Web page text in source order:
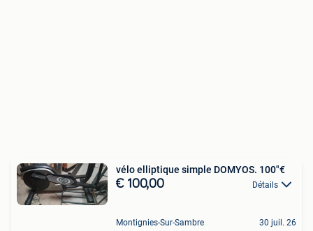
vélo elliptique simple DOMYOS. 100"€
€ 100,00 Détails
Montignies-Sur-Sambre 30 juil. 26